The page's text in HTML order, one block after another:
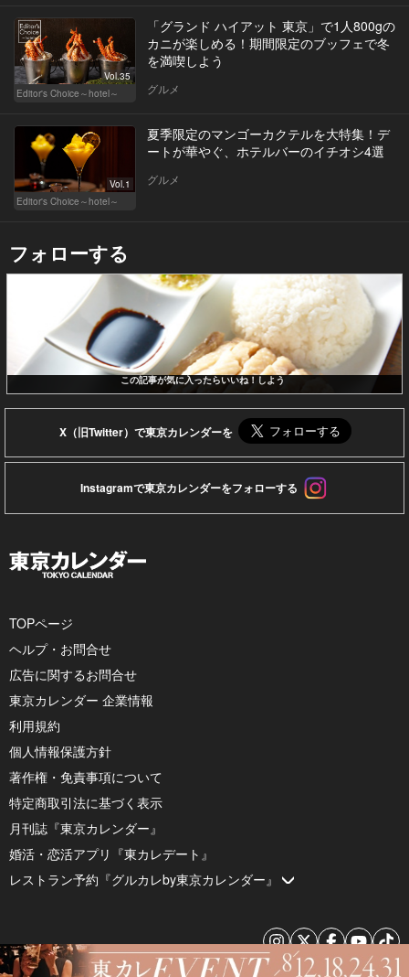
Vol.35
Editor's Choice～hotel～
「グランド ハイアット 東京」で1人800gの
カニが楽しめる！期間限定のブッフェで冬
を満喫しよう
グルメ
Vol.1
Editor's Choice～hotel～
夏季限定のマンゴーカクテルを大特集！デ
ートが華やぐ、ホテルバーのイチオシ4選
グルメ
フォローする
この記事が気に入ったらいいね！しよう
X（旧Twitter）で東京カレンダーを
Instagramで東京カレンダーをフォローする
TOPページ
ヘルプ・お問合せ
広告に関するお問合せ
東京カレンダー 企業情報
利用規約
個人情報保護方針
著作権・免責事項について
特定商取引法に基づく表示
月刊誌『東京カレンダー』
婚活・恋活アプリ『東カレデート』
レストラン予約『グルカレby東京カレンダー』
© 2026 by Tokyo Calendar, Inc.